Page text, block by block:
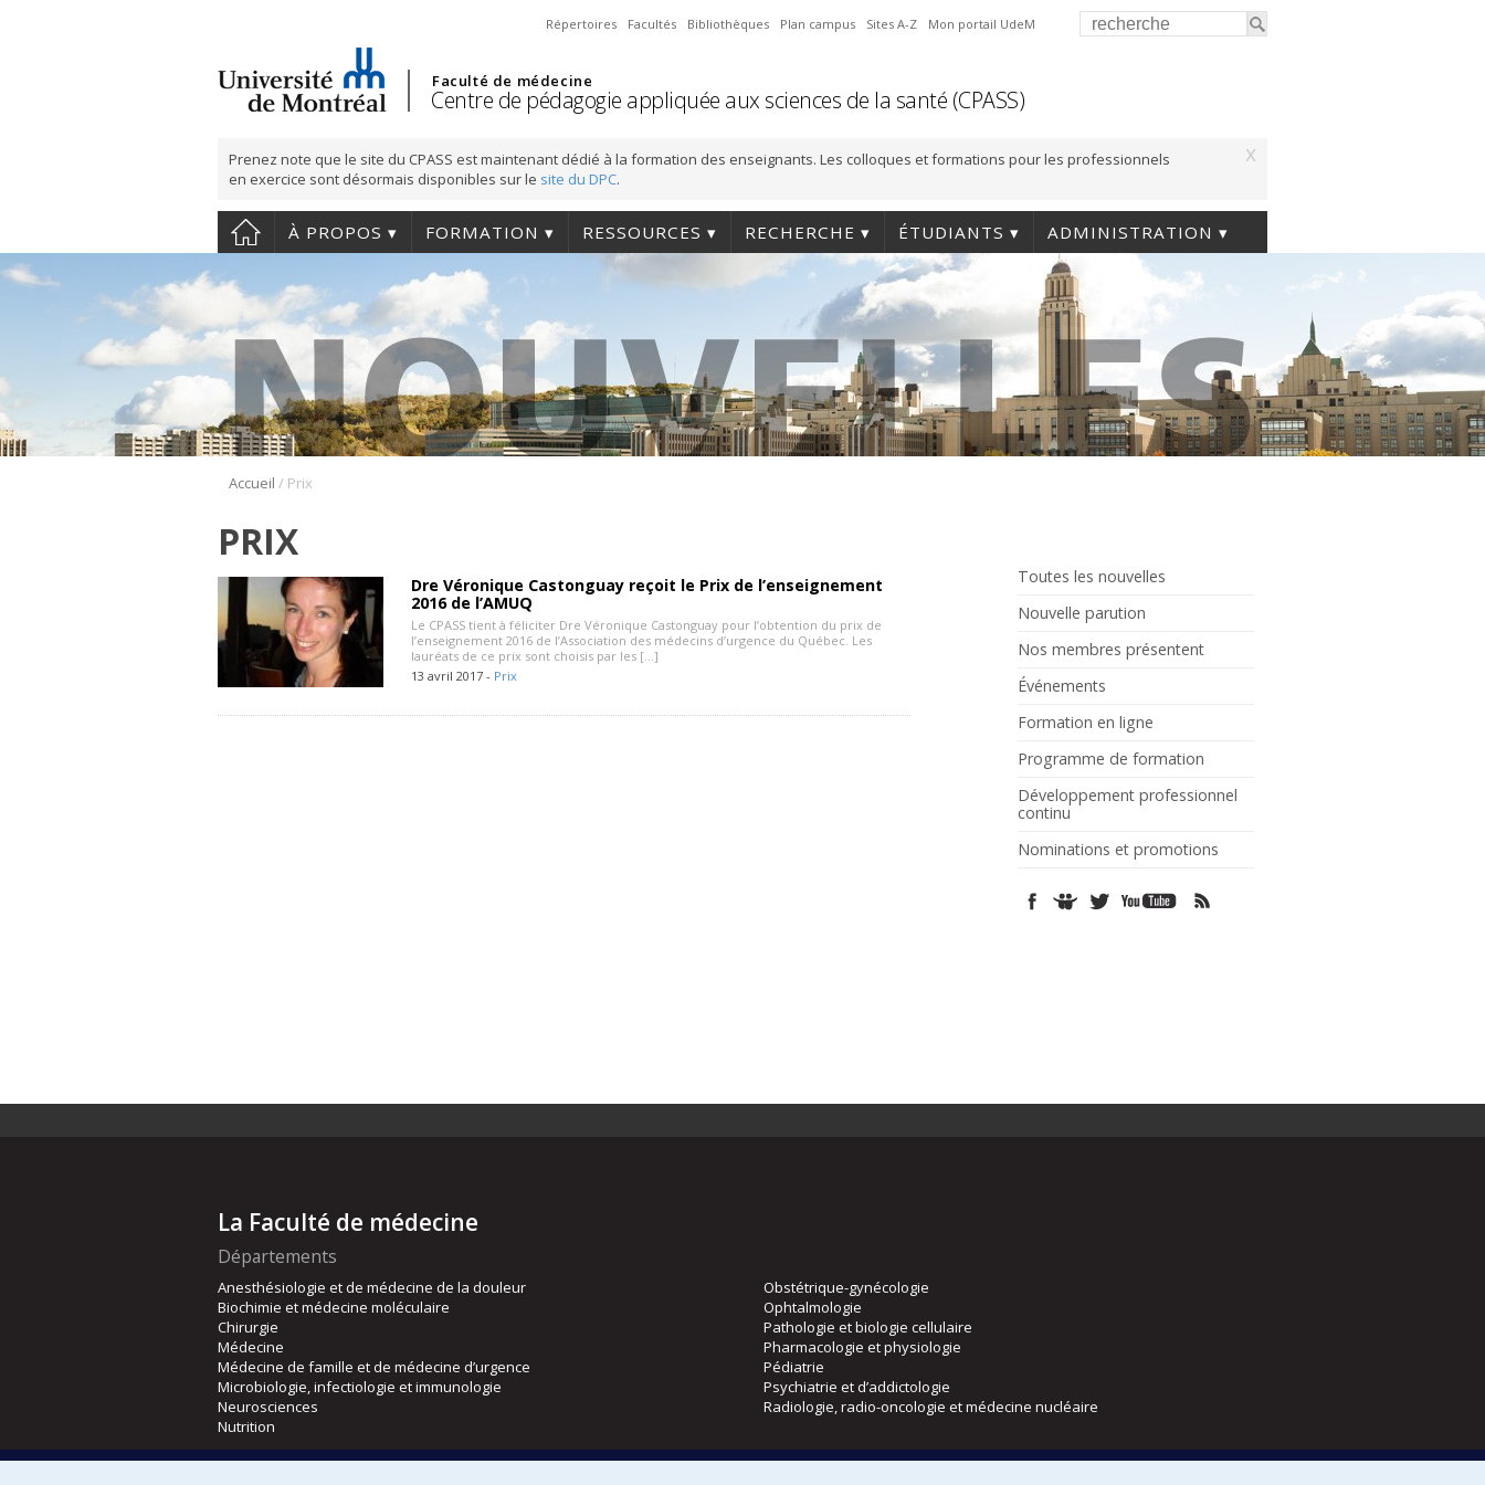
Répertoires Facultés Bibliothèques Plan campus Sites A-Z Mon portail UdeM
Faculté de médecine
Centre de pédagogie appliquée aux sciences de la santé (CPASS)
Prenez note que le site du CPASS est maintenant dédié à la formation des enseignants. Les colloques et formations pour les professionnels
en exercice sont désormais disponibles sur le site du DPC.
x
À PROPOS FORMATION RESSOURCES RECHERCHE ÉTUDIANTS ADMINISTRATION
Accueil / Prix
PRIX
Dre Véronique Castonguay reçoit le Prix de l’enseignement
2016 de l’AMUQ
Le CPASS tient à féliciter Dre Véronique Castonguay pour l’obtention du prix de
l’enseignement 2016 de l’Association des médecins d’urgence du Québec. Les
lauréats de ce prix sont choisis par les […]
13 avril 2017 - Prix
Toutes les nouvelles
Nouvelle parution
Nos membres présentent
Événements
Formation en ligne
Programme de formation
Développement professionnel
continu
Nominations et promotions
La Faculté de médecine
Départements
Anesthésiologie et de médecine de la douleur
Biochimie et médecine moléculaire
Chirurgie
Médecine
Médecine de famille et de médecine d’urgence
Microbiologie, infectiologie et immunologie
Neurosciences
Nutrition
Obstétrique-gynécologie
Ophtalmologie
Pathologie et biologie cellulaire
Pharmacologie et physiologie
Pédiatrie
Psychiatrie et d’addictologie
Radiologie, radio-oncologie et médecine nucléaire